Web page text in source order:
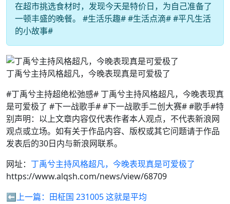
在超市挑选食材时，发现今天是特价日，为自己准备了
一顿丰盛的晚餐。 #生活乐趣# #生活点滴# #平凡生活
的小故事#
丁禹兮主持风格超凡，今晚表现真是可爱极了
#丁禹兮主持超绝松弛感# 丁禹兮主持风格超凡，今晚表现真
是可爱极了 #下一战歌手# #下一战歌手二创大赛# #歌手#特
别声明：以上文章内容仅代表作者本人观点，不代表新浪网
观点或立场。如有关于作品内容、版权或其它问题请于作品
发表后的30日内与新浪网联系。
网址： 丁禹兮主持风格超凡，今晚表现真是可爱极了
https://www.alqsh.com/news/view/68709
⬅️上一篇： 田柾国 231005 这就是平均